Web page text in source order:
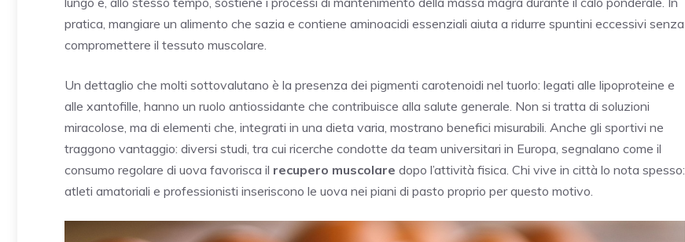
pratica, mangiare un alimento che sazia e contiene aminoacidi essenziali aiuta a ridurre spuntini eccessivi senza
compromettere il tessuto muscolare.
Un dettaglio che molti sottovalutano è la presenza dei pigmenti carotenoidi nel tuorlo: legati alle lipoproteine e
alle xantofille, hanno un ruolo antiossidante che contribuisce alla salute generale. Non si tratta di soluzioni
miracolose, ma di elementi che, integrati in una dieta varia, mostrano benefici misurabili. Anche gli sportivi ne
traggono vantaggio: diversi studi, tra cui ricerche condotte da team universitari in Europa, segnalano come il
consumo regolare di uova favorisca il recupero muscolare dopo l’attività fisica. Chi vive in città lo nota spesso:
atleti amatoriali e professionisti inseriscono le uova nei piani di pasto proprio per questo motivo.